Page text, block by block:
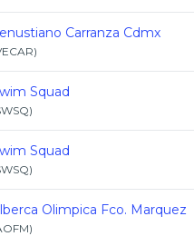
Carranza Cdmx
)
Squad
)
Squad
)
Olimpica Fco. Marquez
)